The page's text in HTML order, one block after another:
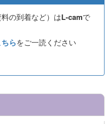
の到着など）はL-camで
らをご一読ください